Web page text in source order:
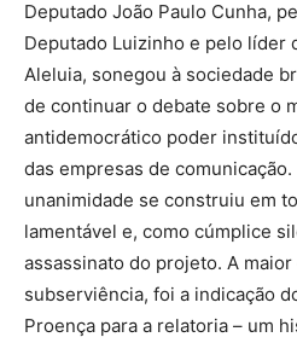
Deputado João Paulo Cunha,
Deputado Luizinho e pelo líder
Aleluia, sonegou à sociedade
de continuar o debate sobre o
antidemocrático poder
das empresas de
unanimidade se construiu em
lamentável e, como cúmplice
assassinato do projeto. A
subserviência, foi a indicação
Proença para a relatoria – um